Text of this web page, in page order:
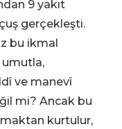
9 yakıt
gerçekleşti.
bu ikmal
umutla,
ve manevî
mi? Ancak bu
kurtulur,